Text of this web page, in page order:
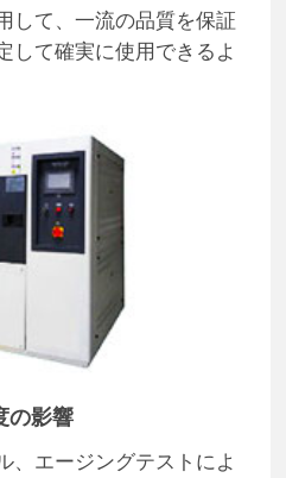
して、一流の品質を保証
して確実に使用できるよ
の影響
、エージングテストによ